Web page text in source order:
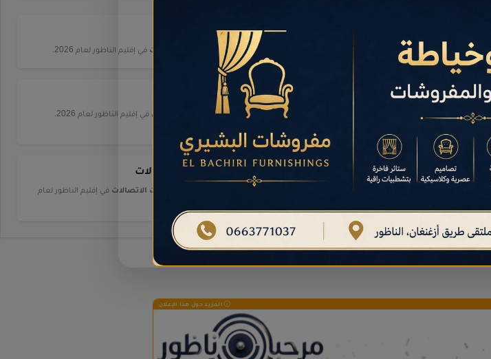
دليل شامل لـ
عقارات
دليل شامل لـ عقارات في إقليم الناظور لعام 2026.
تغذية
دليل شامل لـ
أسواق
دليل شامل لـ أسواق في إقليم الناظور لعام 2026.
رياضة شركات الاتصالات
شركات الاتصالات في إقليم الناظور لعام
المزيد حول هذا الإعلان